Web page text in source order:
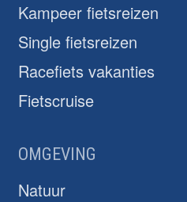
Kampeer fietsreizen
Single fietsreizen
Racefiets vakanties
Fietscruise
OMGEVING
Natuur